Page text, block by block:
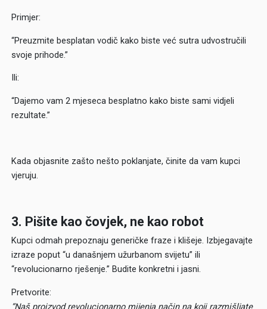
Primjer:
“Preuzmite besplatan vodič kako biste već sutra udvostručili
svoje prihode.”
Ili:
“Dajemo vam 2 mjeseca besplatno kako biste sami vidjeli
rezultate.”
Kada objasnite zašto nešto poklanjate, činite da vam kupci
vjeruju.
3. Pišite kao čovjek, ne kao robot
Kupci odmah prepoznaju generičke fraze i klišeje. Izbjegavajte
izraze poput “u današnjem užurbanom svijetu” ili
“revolucionarno rješenje.” Budite konkretni i jasni.
Pretvorite:
“Naš proizvod revolucionarno mijenja način na koji razmišljate